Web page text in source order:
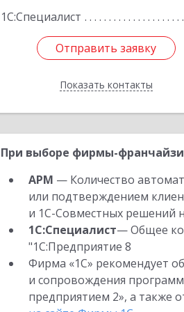
1С:Специалист
Отправить заявку
Показать контакты
Отправить заявку
Назад
При выборе фирмы-
АРМ — Количество
или подтверждением
и 1С-Совместных решений
1С:Специалист— Общее
"1С:Предприятие 8
Фирма «1С» рекомендует
и сопровождения
предприятием 2», а также